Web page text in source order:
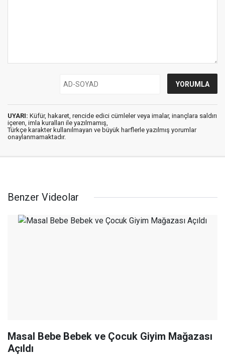
UYARI: Küfür, hakaret, rencide edici cümleler veya imalar, inançlara saldırı
içeren, imla kuralları ile yazılmamış,
Türkçe karakter kullanılmayan ve büyük harflerle yazılmış yorumlar
onaylanmamaktadır.
Benzer Videolar
Masal Bebe Bebek ve Çocuk Giyim Mağazası
Açıldı